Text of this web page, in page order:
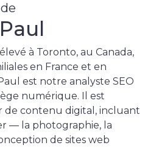
à Toronto, au Canada,
en France et en
est notre analyste SEO
numérique. Il est
contenu digital, incluant
— la photographie, la
de sites web